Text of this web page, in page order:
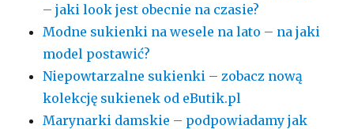
– jaki look jest obecnie na czasie?
Modne sukienki na wesele na lato – na jaki
model postawić?
Niepowtarzalne sukienki – zobacz nową
kolekcję sukienek od eButik.pl
Marynarki damskie – podpowiadamy jak